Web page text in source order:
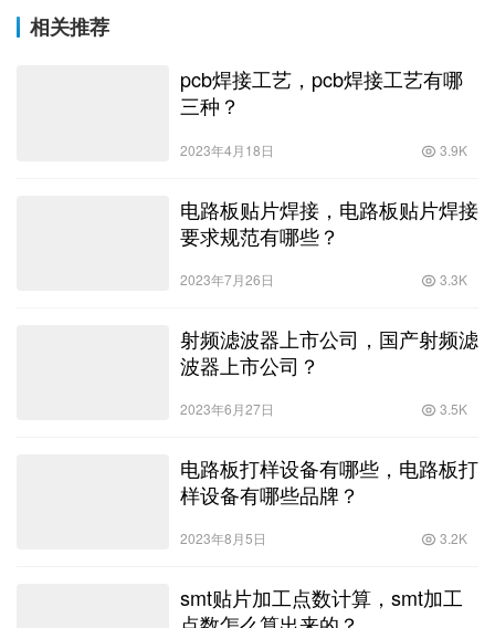
相关推荐
pcb焊接工艺，pcb焊接工艺有哪
三种？
电路板贴片焊接，电路板贴片焊接
要求规范有哪些？
射频滤波器上市公司，国产射频滤
波器上市公司？
电路板打样设备有哪些，电路板打
样设备有哪些品牌？
smt贴片加工点数计算，smt加工
点数怎么算出来的？